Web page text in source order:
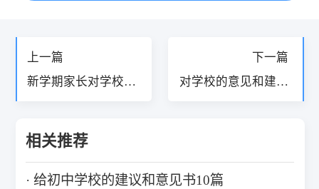
上一篇
新学期家长对学校工
下一篇
对学校的意见和建议
相关推荐
给初中学校的建议和意见书10篇